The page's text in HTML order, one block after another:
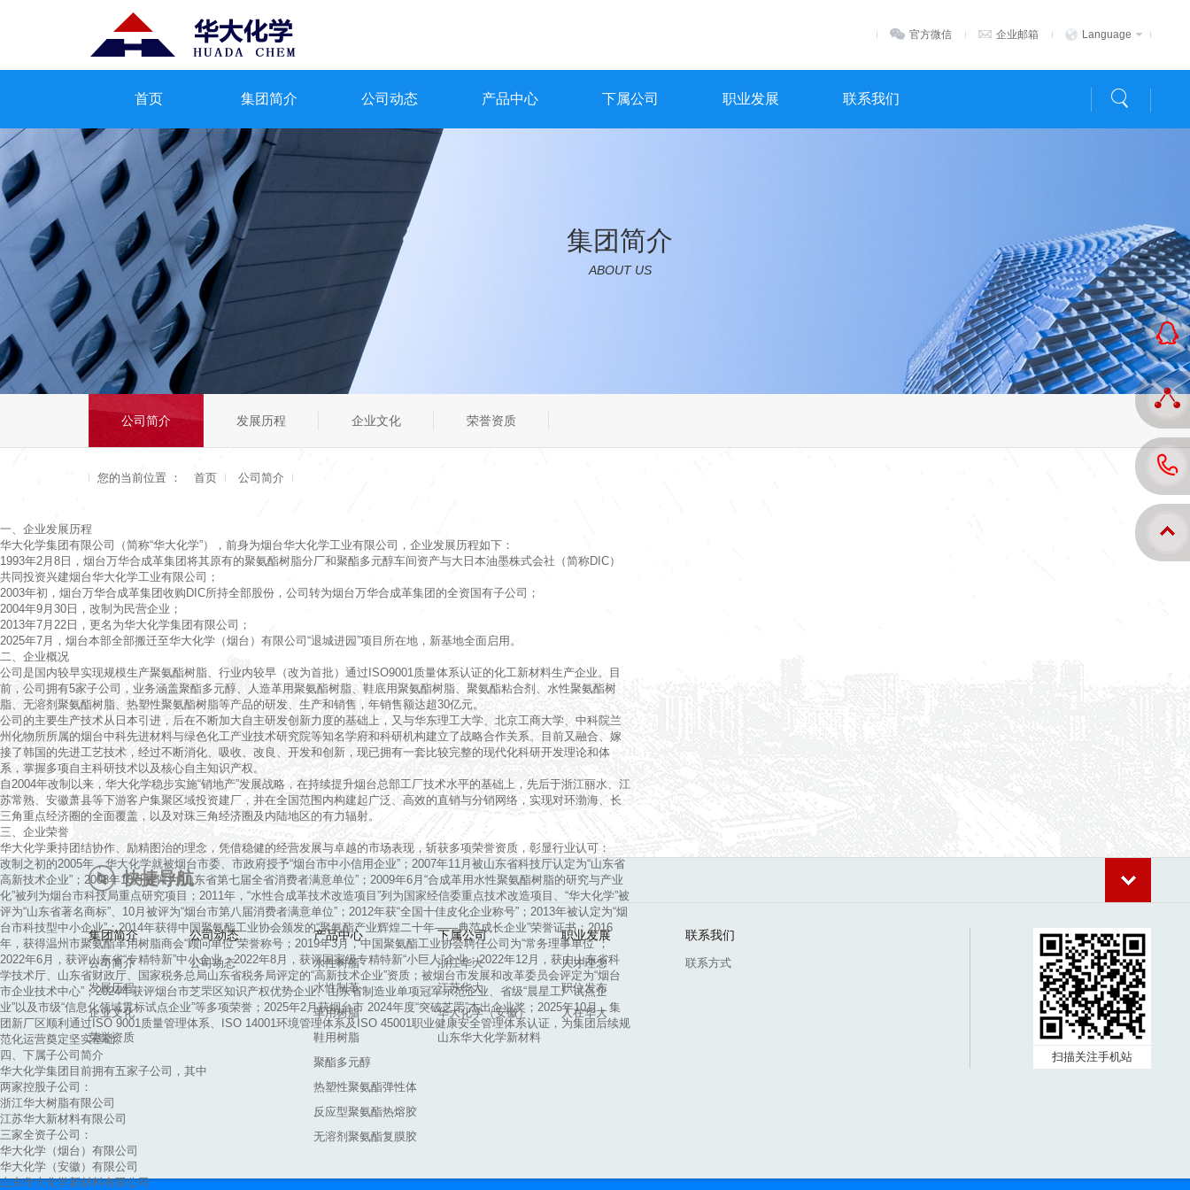
官方微信 企业邮箱 Language
首页 集团简介 公司动态 产品中心 下属公司 职业发展 联系我们
集团简介
ABOUT US
公司简介 发展历程 企业文化 荣誉资质
您的当前位置 ： 首页 公司简介
一、企业发展历程
华大化学集团有限公司（简称“华大化学”），前身为烟台华大化学工业有限公司，企业发展历程如下：
1993年2月8日，烟台万华合成革集团将其原有的聚氨酯树脂分厂和聚酯多元醇车间资产与大日本油墨株式会社（简称DIC）
共同投资兴建烟台华大化学工业有限公司；
2003年初，烟台万华合成革集团收购DIC所持全部股份，公司转为烟台万华合成革集团的全资国有子公司；
2004年9月30日，改制为民营企业；
2013年7月22日，更名为华大化学集团有限公司；
2025年7月，烟台本部全部搬迁至华大化学（烟台）有限公司“退城进园”项目所在地，新基地全面启用。
二、企业概况
公司是国内较早实现规模生产聚氨酯树脂、行业内较早（改为首批）通过ISO9001质量体系认证的化工新材料生产企业。目
前，公司拥有5家子公司，业务涵盖聚酯多元醇、人造革用聚氨酯树脂、鞋底用聚氨酯树脂、聚氨酯粘合剂、水性聚氨酯树
脂、无溶剂聚氨酯树脂、热塑性聚氨酯树脂等产品的研发、生产和销售，年销售额达超30亿元。
公司的主要生产技术从日本引进，后在不断加大自主研发创新力度的基础上，又与华东理工大学、北京工商大学、中科院兰
州化物所所属的烟台中科先进材料与绿色化工产业技术研究院等知名学府和科研机构建立了战略合作关系。目前又融合、嫁
接了韩国的先进工艺技术，经过不断消化、吸收、改良、开发和创新，现已拥有一套比较完整的现代化科研开发理论和体
系，掌握多项自主科研技术以及核心自主知识产权。
自2004年改制以来，华大化学稳步实施“销地产”发展战略，在持续提升烟台总部工厂技术水平的基础上，先后于浙江丽水、江
苏常熟、安徽萧县等下游客户集聚区域投资建厂，并在全国范围内构建起广泛、高效的直销与分销网络，实现对环渤海、长
三角重点经济圈的全面覆盖，以及对珠三角经济圈及内陆地区的有力辐射。
三、企业荣誉
华大化学秉持团结协作、励精图治的理念，凭借稳健的经营发展与卓越的市场表现，斩获多项荣誉资质，彰显行业认可：
改制之初的2005年，华大化学就被烟台市委、市政府授予“烟台市中小信用企业”；2007年11月被山东省科技厅认定为“山东省
高新技术企业”；2008年10月被评为“山东省第七届全省消费者满意单位”；2009年6月“合成革用水性聚氨酯树脂的研究与产业
化”被列为烟台市科技局重点研究项目；2011年，“水性合成革技术改造项目”列为国家经信委重点技术改造项目、“华大化学”被
评为“山东省著名商标”、10月被评为“烟台市第八届消费者满意单位”；2012年获“全国十佳皮化企业称号”；2013年被认定为“烟
台市科技型中小企业”；2014年获得中国聚氨酯工业协会颁发的“聚氨酯产业辉煌二十年——典范成长企业”荣誉证书；2016
年，获得温州市聚氨酯革用树脂商会“顾问单位”荣誉称号；2019年3月，中国聚氨酯工业协会聘任公司为“常务理事单位”；
2022年6月，获评山东省“专精特新”中小企业；2022年8月，获评国家级专精特新“小巨人”企业；2022年12月，获由山东省科
学技术厅、山东省财政厅、国家税务总局山东省税务局评定的“高新技术企业”资质；被烟台市发展和改革委员会评定为“烟台
市企业技术中心”；2024年获评烟台市芝罘区知识产权优势企业、山东省制造业单项冠军示范企业、省级“晨星工厂试点企
业”以及市级“信息化领域贯标试点企业”等多项荣誉；2025年2月获烟台市 2024年度“突破芝罘”杰出企业奖；2025年10月，集
团新厂区顺利通过ISO 9001质量管理体系、ISO 14001环境管理体系及ISO 45001职业健康安全管理体系认证，为集团后续规
范化运营奠定坚实基础。
四、下属子公司简介
华大化学集团目前拥有五家子公司，其中
两家控股子公司：
浙江华大树脂有限公司
江苏华大新材料有限公司
三家全资子公司：
华大化学（烟台）有限公司
华大化学（安徽）有限公司
山东华大化学新材料有限公司
快捷导航
集团简介
公司简介
发展历程
企业文化
荣誉资质
公司动态
公司动态
产品中心
水性树脂
水性制革
革用树脂
鞋用树脂
聚酯多元醇
热塑性聚氨酯弹性体
反应型聚氨酯热熔胶
无溶剂聚氨酯复膜胶
下属公司
浙江华大
江苏华大
华大化学（安徽）
山东华大化学新材料
职业发展
人才理念
职位发布
人在华大
联系我们
联系方式
扫描关注手机站
在线客
产品中
联系我